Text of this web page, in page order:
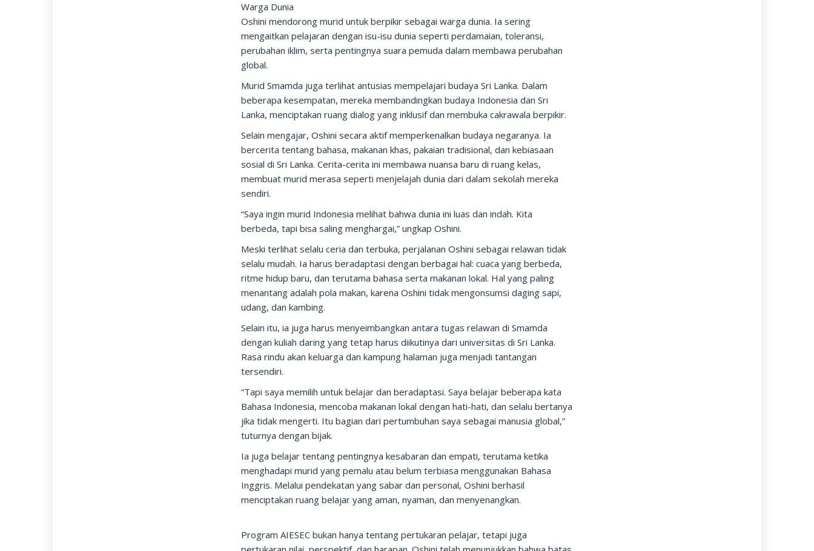
Warga Dunia
Oshini mendorong murid untuk berpikir sebagai warga dunia. Ia sering
mengaitkan pelajaran dengan isu-isu dunia seperti perdamaian, toleransi,
perubahan iklim, serta pentingnya suara pemuda dalam membawa perubahan
global.
Murid Smamda juga terlihat antusias mempelajari budaya Sri Lanka. Dalam
beberapa kesempatan, mereka membandingkan budaya Indonesia dan Sri
Lanka, menciptakan ruang dialog yang inklusif dan membuka cakrawala berpikir.
Selain mengajar, Oshini secara aktif memperkenalkan budaya negaranya. Ia
bercerita tentang bahasa, makanan khas, pakaian tradisional, dan kebiasaan
sosial di Sri Lanka. Cerita-cerita ini membawa nuansa baru di ruang kelas,
membuat murid merasa seperti menjelajah dunia dari dalam sekolah mereka
sendiri.
“Saya ingin murid Indonesia melihat bahwa dunia ini luas dan indah. Kita
berbeda, tapi bisa saling menghargai,” ungkap Oshini.
Meski terlihat selalu ceria dan terbuka, perjalanan Oshini sebagai relawan tidak
selalu mudah. Ia harus beradaptasi dengan berbagai hal: cuaca yang berbeda,
ritme hidup baru, dan terutama bahasa serta makanan lokal. Hal yang paling
menantang adalah pola makan, karena Oshini tidak mengonsumsi daging sapi,
udang, dan kambing.
Selain itu, ia juga harus menyeimbangkan antara tugas relawan di Smamda
dengan kuliah daring yang tetap harus diikutinya dari universitas di Sri Lanka.
Rasa rindu akan keluarga dan kampung halaman juga menjadi tantangan
tersendiri.
“Tapi saya memilih untuk belajar dan beradaptasi. Saya belajar beberapa kata
Bahasa Indonesia, mencoba makanan lokal dengan hati-hati, dan selalu bertanya
jika tidak mengerti. Itu bagian dari pertumbuhan saya sebagai manusia global,”
tuturnya dengan bijak.
Ia juga belajar tentang pentingnya kesabaran dan empati, terutama ketika
menghadapi murid yang pemalu atau belum terbiasa menggunakan Bahasa
Inggris. Melalui pendekatan yang sabar dan personal, Oshini berhasil
menciptakan ruang belajar yang aman, nyaman, dan menyenangkan.
Program AIESEC bukan hanya tentang pertukaran pelajar, tetapi juga